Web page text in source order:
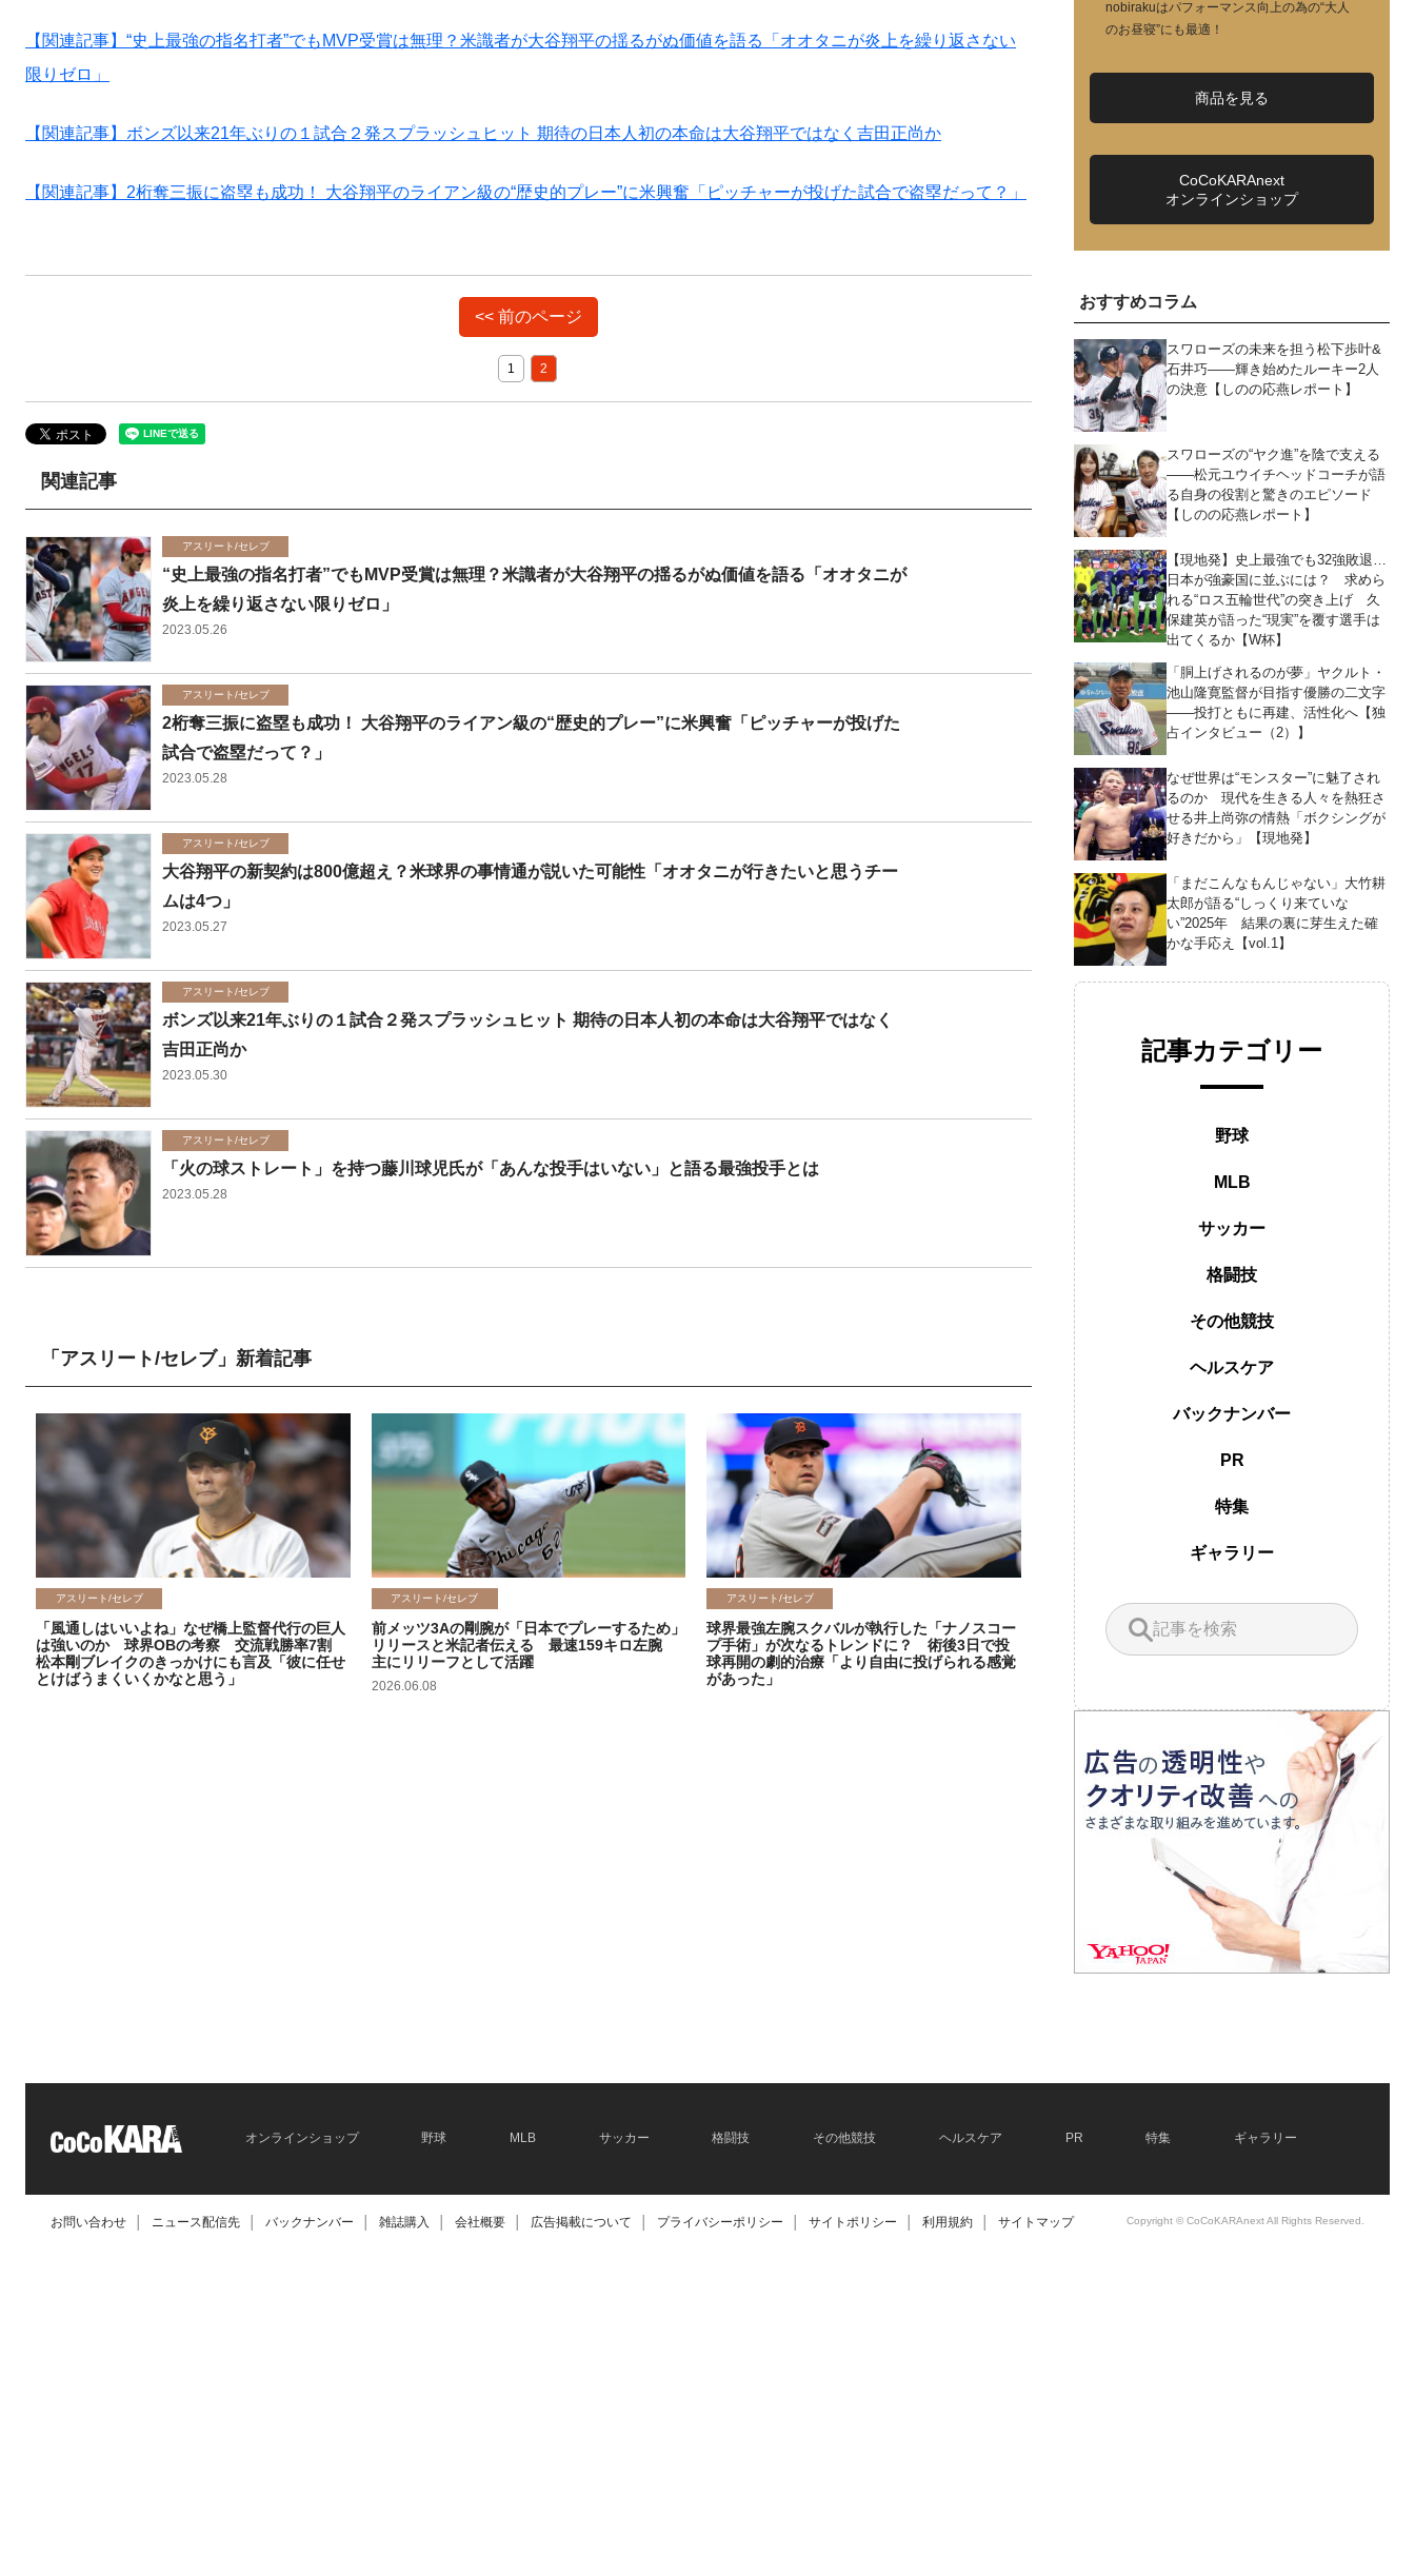
【関連記事】“史上最強の指名打者”でもMVP受賞は無理？米識者が大谷翔平の揺るがぬ価値を語る「オオタニが炎上を繰り返さない
限りゼロ」
【関連記事】ボンズ以来21年ぶりの１試合２発スプラッシュヒット 期待の日本人初の本命は大谷翔平ではなく吉田正尚か
【関連記事】2桁奪三振に盗塁も成功！ 大谷翔平のライアン級の“歴史的プレー”に米興奮「ピッチャーが投げた試合で盗塁だって？」
<< 前のページ
1 2
関連記事
アスリート/セレブ
“史上最強の指名打者”でもMVP受賞は無理？米識者が大谷翔平の揺るがぬ価値を語る「オオタニが
炎上を繰り返さない限りゼロ」
2023.05.26
アスリート/セレブ
2桁奪三振に盗塁も成功！ 大谷翔平のライアン級の“歴史的プレー”に米興奮「ピッチャーが投げた
試合で盗塁だって？」
2023.05.28
アスリート/セレブ
大谷翔平の新契約は800億超え？米球界の事情通が説いた可能性「オオタニが行きたいと思うチー
ムは4つ」
2023.05.27
アスリート/セレブ
ボンズ以来21年ぶりの１試合２発スプラッシュヒット 期待の日本人初の本命は大谷翔平ではなく
吉田正尚か
2023.05.30
アスリート/セレブ
「火の球ストレート」を持つ藤川球児氏が「あんな投手はいない」と語る最強投手とは
2023.05.28
「アスリート/セレブ」新着記事
アスリート/セレブ
「風通しはいいよね」なぜ橋上監督代行の巨人
は強いのか 球界OBの考察 交流戦勝率7割
松本剛ブレイクのきっかけにも言及「彼に任せ
とけばうまくいくかなと思う」
アスリート/セレブ
前メッツ3Aの剛腕が「日本でプレーするため」
リリースと米記者伝える 最速159キロ左腕
主にリリーフとして活躍
2026.06.08
アスリート/セレブ
球界最強左腕スクバルが執行した「ナノスコー
プ手術」が次なるトレンドに？ 術後3日で投
球再開の劇的治療「より自由に投げられる感覚
があった」
nobirakuはパフォーマンス向上の為の“大人
のお昼寝”にも最適！
商品を見る
CoCoKARAnext
オンラインショップ
おすすめコラム
スワローズの未来を担う松下歩叶&
石井巧――輝き始めたルーキー2人
の決意【しのの応燕レポート】
スワローズの“ヤク進”を陰で支える
――松元ユウイチヘッドコーチが語
る自身の役割と驚きのエピソード
【しのの応燕レポート】
【現地発】史上最強でも32強敗退…
日本が強豪国に並ぶには？ 求めら
れる“ロス五輪世代”の突き上げ 久
保建英が語った“現実”を覆す選手は
出てくるか【W杯】
「胴上げされるのが夢」ヤクルト・
池山隆寛監督が目指す優勝の二文字
――投打ともに再建、活性化へ【独
占インタビュー（2）】
なぜ世界は“モンスター”に魅了され
るのか 現代を生きる人々を熱狂さ
せる井上尚弥の情熱「ボクシングが
好きだから」【現地発】
「まだこんなもんじゃない」大竹耕
太郎が語る“しっくり来ていな
い”2025年 結果の裏に芽生えた確
かな手応え【vol.1】
記事カテゴリー
野球
MLB
サッカー
格闘技
その他競技
ヘルスケア
バックナンバー
PR
特集
ギャラリー
オンラインショップ 野球 MLB サッカー 格闘技 その他競技 ヘルスケア PR 特集 ギャラリー
お問い合わせ ニュース配信先 バックナンバー 雑誌購入 会社概要 広告掲載について プライバシーポリシー サイトポリシー 利用規約 サイトマップ Copyright © CoCoKARAnext All Rights Reserved.